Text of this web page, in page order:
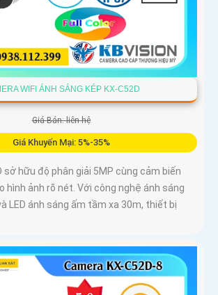
WIFI ÁNH SÁNG KÉP KX-C52D
Giá Bán: liên hệ
Giá Khuyến Mại: 5%-35%
sở hữu độ phân giải 5MP cùng cảm biến
hình ảnh rõ nét. Với công nghệ ánh sáng
LED ánh sáng ấm tầm xa 30m, thiết bị